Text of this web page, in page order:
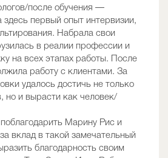
после обучения —
здесь первый опыт интервизии,
Набрала свои
в реалии профессии и
на всех этапах работы. После
работу с клиентами. За
удалось достичь не только
но и вырасти как человек/
Марину Рис и
вклад в такой замечательный
благодарность своим